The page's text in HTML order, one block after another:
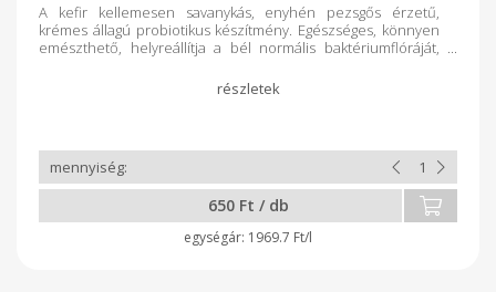
A kefir kellemesen savanykás, enyhén pezsgős érzetű,
krémes állagú probiotikus készítmény. Egészséges, könnyen
emészthető, helyreállítja a bél normális baktériumflóráját,
immunrendszert, jó közérzetet biztosít, és nagyon finom.
650 Ft / db
1969.7 Ft/l